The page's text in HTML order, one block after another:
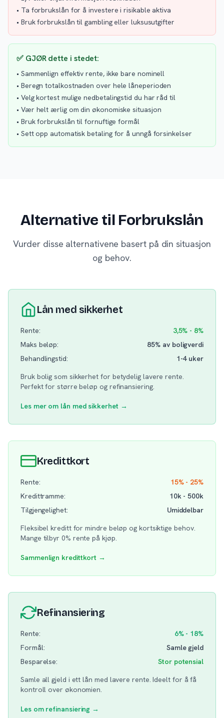
• Ta forbrukslån for å investere i risikable aktiva
• Bruk forbrukslån til gambling eller luksusutgifter
✅ GJØR dette i stedet:
• Sammenlign effektiv rente, ikke bare nominell
• Beregn totalkostnaden over hele låneperioden
• Velg kortest mulige nedbetalingstid du har råd til
• Vær helt ærlig om din økonomiske situasjon
• Bruk forbrukslån til fornuftige formål
• Sett opp automatisk betaling for å unngå forsinkelser
Alternative til Forbrukslån
Vurder disse alternativene basert på din situasjon
og behov.
Lån med sikkerhet
Rente:
3,5% - 8%
Maks beløp:
85% av boligverdi
Behandlingstid:
1-4 uker
Bruk bolig som sikkerhet for betydelig lavere rente.
Perfekt for større beløp og refinansiering.
Les mer om lån med sikkerhet →
Kredittkort
Rente:
15% - 25%
Kredittramme:
10k - 500k
Tilgjengelighet:
Umiddelbar
Fleksibel kreditt for mindre beløp og kortsiktige behov.
Mange tilbyr 0% rente på kjøp.
Sammenlign kredittkort →
Refinansiering
Rente:
6% - 18%
Formål:
Samle gjeld
Besparelse:
Stor potensial
Samle all gjeld i ett lån med lavere rente. Ideelt for å få
kontroll over økonomien.
Les om refinansiering →